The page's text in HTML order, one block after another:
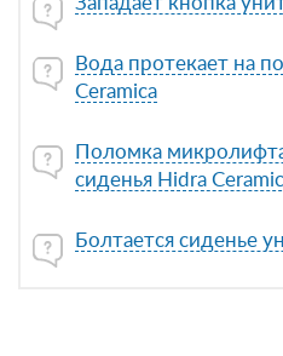
Вода протекает на
Ceramica
Поломка
сиденья Hidra
Болтается сиденье